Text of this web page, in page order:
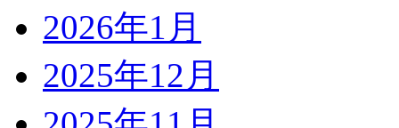
2026年1月
2025年12月